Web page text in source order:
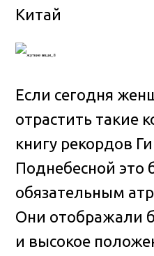
Китай
Если сегодня
отрастить такие
книгу рекордов
Поднебесной это
обязательным
Они отображали
и высокое